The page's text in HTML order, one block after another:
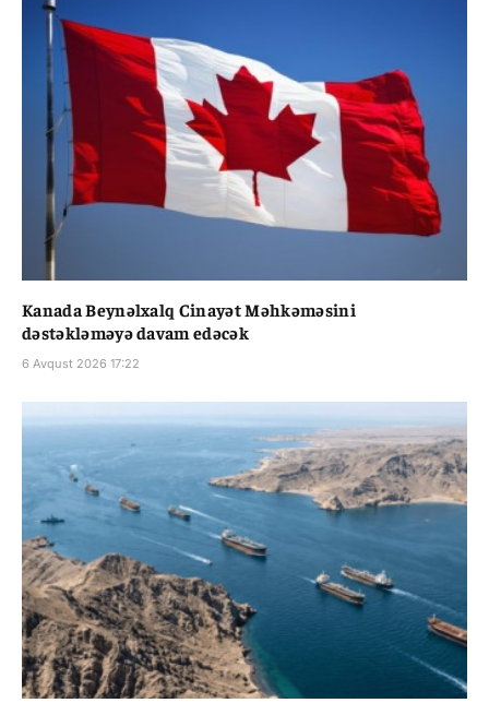
Kanada Beynəlxalq Cinayət Məhkəməsini
dəstəkləməyə davam edəcək
6 Avqust 2026 17:22